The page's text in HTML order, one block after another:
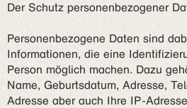
Der Schutz personenbezogener
Personenbezogene Daten sind
Informationen, die eine
Person möglich machen. Dazu
Name, Geburtsdatum, Adresse,
Adresse aber auch Ihre IP-